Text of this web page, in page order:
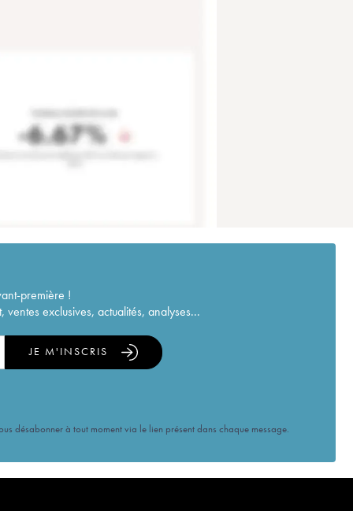
première !
exclusives, actualités, analyses...
JE M'INSCRIS
désabonner à tout moment via le lien présent dans chaque message.